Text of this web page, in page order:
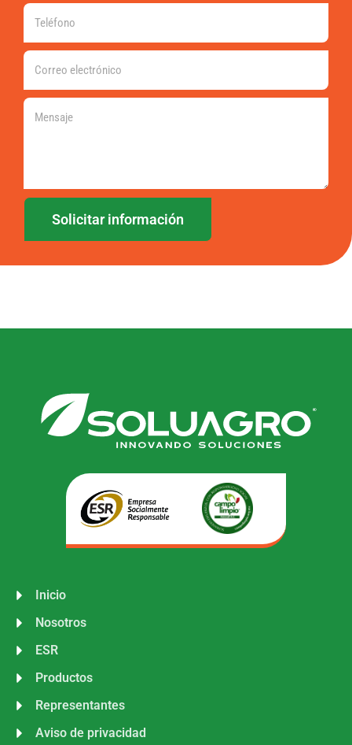
Solicitar información
Inicio
Nosotros
ESR
Productos
Representantes
Aviso de privacidad